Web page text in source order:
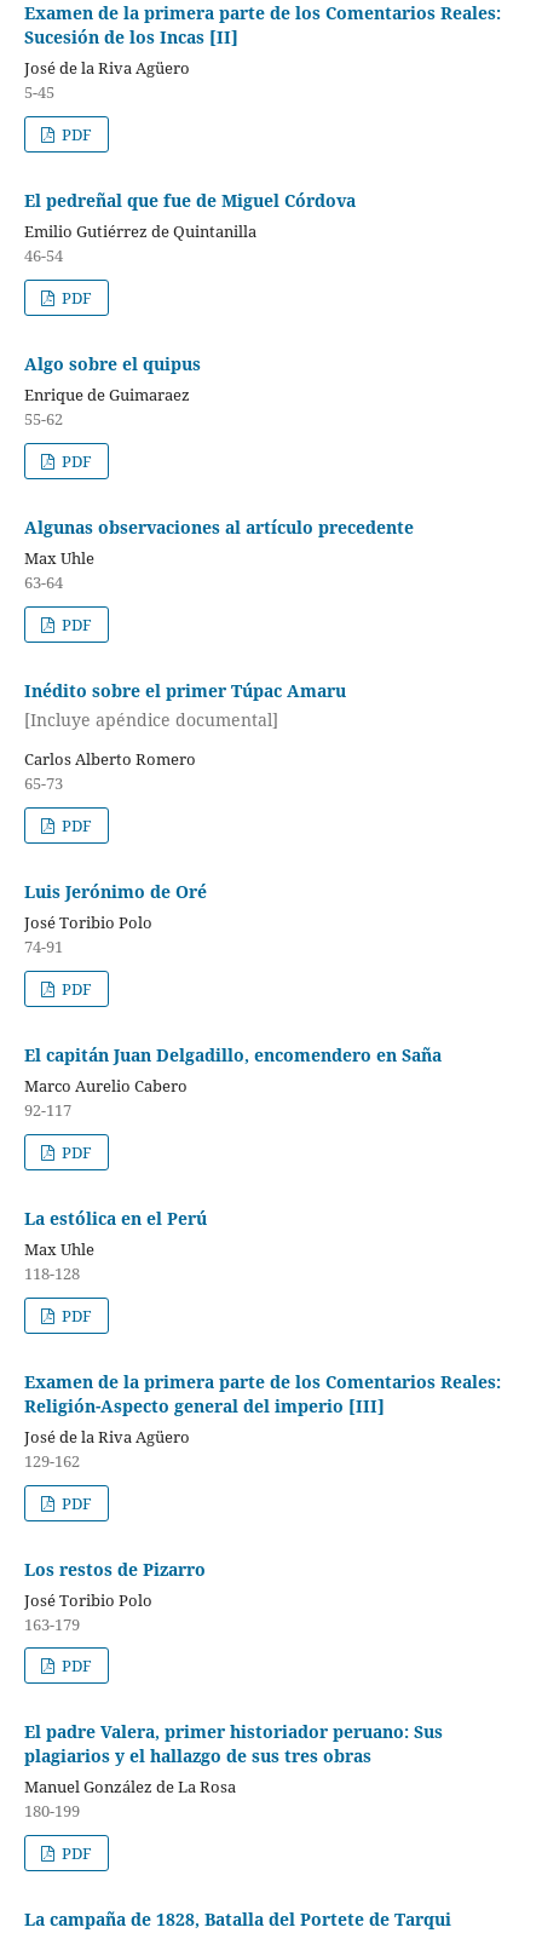
Examen de la primera parte de los Comentarios Reales:
Sucesión de los Incas [II]
José de la Riva Agüero
5-45
PDF
El pedreñal que fue de Miguel Córdova
Emilio Gutiérrez de Quintanilla
46-54
PDF
Algo sobre el quipus
Enrique de Guimaraez
55-62
PDF
Algunas observaciones al artículo precedente
Max Uhle
63-64
PDF
Inédito sobre el primer Túpac Amaru
[Incluye apéndice documental]
Carlos Alberto Romero
65-73
PDF
Luis Jerónimo de Oré
José Toribio Polo
74-91
PDF
El capitán Juan Delgadillo, encomendero en Saña
Marco Aurelio Cabero
92-117
PDF
La estólica en el Perú
Max Uhle
118-128
PDF
Examen de la primera parte de los Comentarios Reales:
Religión-Aspecto general del imperio [III]
José de la Riva Agüero
129-162
PDF
Los restos de Pizarro
José Toribio Polo
163-179
PDF
El padre Valera, primer historiador peruano: Sus
plagiarios y el hallazgo de sus tres obras
Manuel González de La Rosa
180-199
PDF
La campaña de 1828, Batalla del Portete de Tarqui